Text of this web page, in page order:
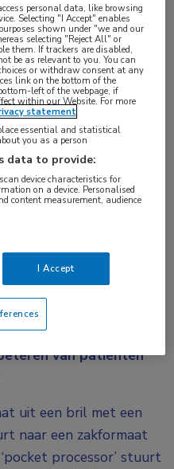
behandeling van
projecteert op een
lichtgevoelige
van het
dat dit de
van patiënten
uit een bril met een
naar een zakformaat
processor’ stuurt
chirurgie
personal data, like browsing
Selecting "I Accept" enables
shown under "we and our
selecting "Reject All" or
them. If trackers are disabled,
be as relevant to you. You can
or withdraw consent at any
link on the bottom of the
left of the webpage, if
within our Website. For more
statement
essential and statistical
you as a person
data to provide:
device characteristics for
on a device. Personalised
content measurement, audience
I Accept